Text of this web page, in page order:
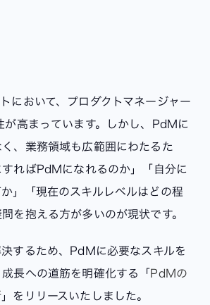
において、プロダクトマネージャー
が高まっています。しかし、PdMに
、業務領域も広範囲にわたるた
ればPdMになれるのか」「自分に
」「現在のスキルレベルはどの程
を抱える方が多いのが現状です。
するため、PdMに必要なスキルを
長への道筋を明確化する「PdMの
」をリリースいたしました。